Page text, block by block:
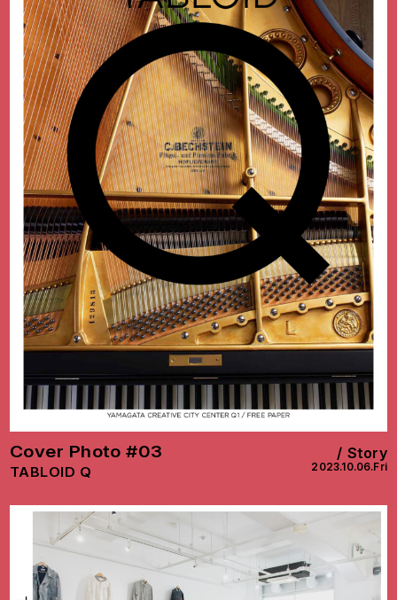
Cover Photo #03
TABLOID Q
Story
2023.10.06.Fri